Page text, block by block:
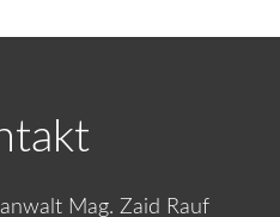
Mag. Zaid Rauf